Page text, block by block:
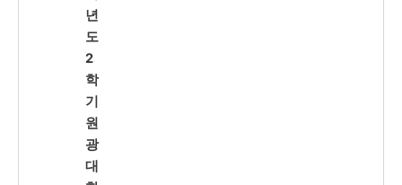
년
도
2
학
기
원
광
대